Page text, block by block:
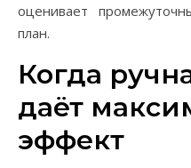
оценивает
план.
Когда
даёт
эффект